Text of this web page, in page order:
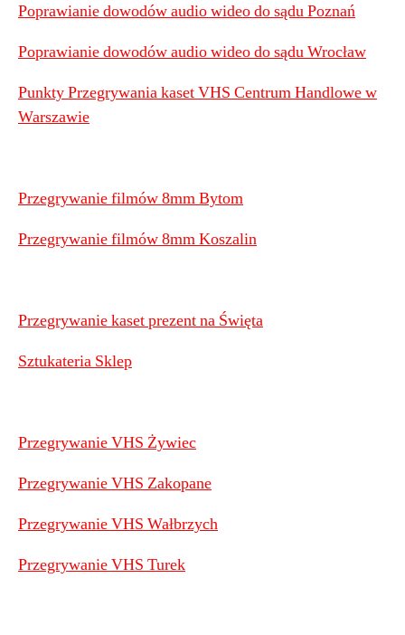
Poprawianie dowodów audio wideo do sądu Poznań
Poprawianie dowodów audio wideo do sądu Wrocław
Punkty Przegrywania kaset VHS Centrum Handlowe w
Warszawie
Przegrywanie filmów 8mm Bytom
Przegrywanie filmów 8mm Koszalin
Przegrywanie kaset prezent na Święta
Sztukateria Sklep
Przegrywanie VHS Żywiec
Przegrywanie VHS Zakopane
Przegrywanie VHS Wałbrzych
Przegrywanie VHS Turek